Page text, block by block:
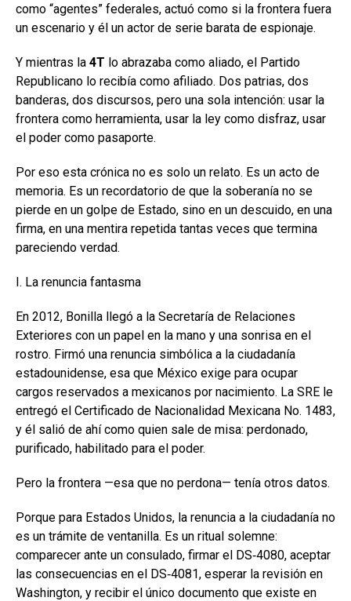
como “agentes” federales, actuó como si la frontera fuera
un escenario y él un actor de serie barata de espionaje.
Y mientras la 4T lo abrazaba como aliado, el Partido
Republicano lo recibía como afiliado. Dos patrias, dos
banderas, dos discursos, pero una sola intención: usar la
frontera como herramienta, usar la ley como disfraz, usar
el poder como pasaporte.
Por eso esta crónica no es solo un relato. Es un acto de
memoria. Es un recordatorio de que la soberanía no se
pierde en un golpe de Estado, sino en un descuido, en una
firma, en una mentira repetida tantas veces que termina
pareciendo verdad.
I. La renuncia fantasma
En 2012, Bonilla llegó a la Secretaría de Relaciones
Exteriores con un papel en la mano y una sonrisa en el
rostro. Firmó una renuncia simbólica a la ciudadanía
estadounidense, esa que México exige para ocupar
cargos reservados a mexicanos por nacimiento. La SRE le
entregó el Certificado de Nacionalidad Mexicana No. 1483,
y él salió de ahí como quien sale de misa: perdonado,
purificado, habilitado para el poder.
Pero la frontera —esa que no perdona— tenía otros datos.
Porque para Estados Unidos, la renuncia a la ciudadanía no
es un trámite de ventanilla. Es un ritual solemne:
comparecer ante un consulado, firmar el DS‑4080, aceptar
las consecuencias en el DS‑4081, esperar la revisión en
Washington, y recibir el único documento que existe en